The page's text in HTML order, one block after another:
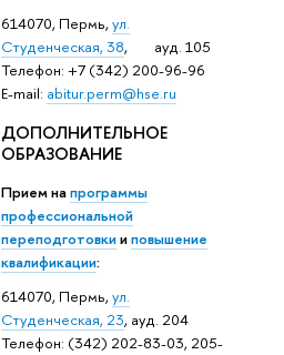
614070, Пермь,ул.
Студенческая, 38, ауд. 105
Телефон: +7 (342) 200-96-96
E-mail: abitur.perm@hse.ru
ДОПОЛНИТЕЛЬНОЕ
ОБРАЗОВАНИЕ
Прием напрограммы
профессиональной
переподготовкииповышение
квалификации:
614070, Пермь,ул.
Студенческая, 23, ауд. 204
Телефон: (342) 202-83-03, 205-